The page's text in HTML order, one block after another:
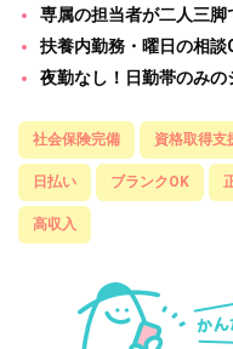
専属の担当者が二人三脚
扶養内勤務・曜日の相談
夜勤なし！日勤帯のみ
社会保険完備 資格取得支
日払い ブランクOK
高収入